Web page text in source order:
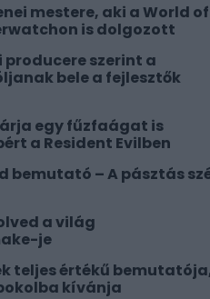
mestere, aki a World of
is dolgozott
producere szerint a
bele a fejlesztők
egy fűzfaágat is
a Resident Evilben
bemutató – A pásztás
a világ
je
teljes értékű
kívánja